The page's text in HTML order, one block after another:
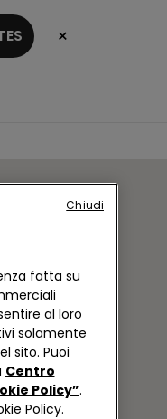
×
fatta su
al loro
solamente
sito. Puoi
Centro
Policy”.
Policy.
Chiudi